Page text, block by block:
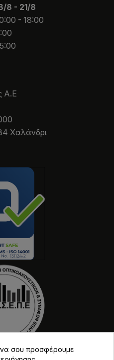
8 - 21/8
- 18:00
Α.Ε
Χαλάνδρι
να σου προσφέρουμε